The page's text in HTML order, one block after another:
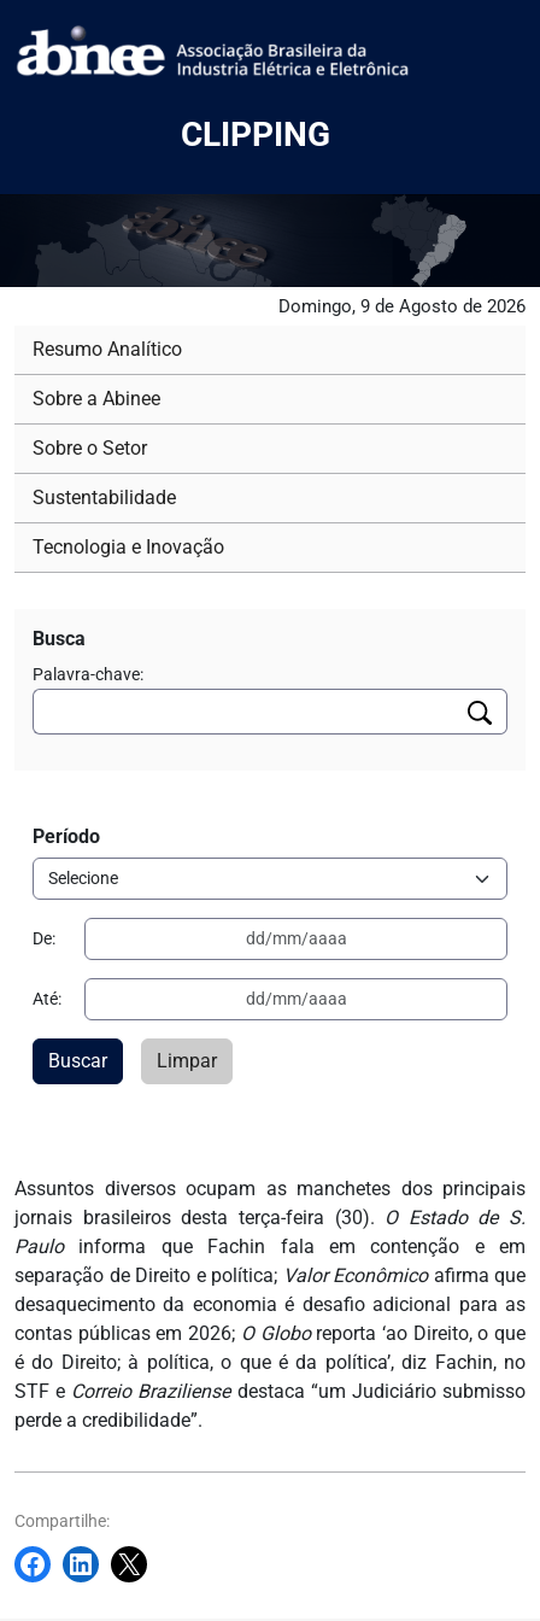
CLIPPING
Domingo, 9 de Agosto de 2026
Assuntos diversos ocupam as manchetes dos principais
jornais brasileiros desta terça-feira (30). O Estado de S.
Pauloinforma que Fachin fala em contenção e em
separação de Direito e política; Valor Econômicoafirma que
desaquecimento da economia é desafio adicional para as
contas públicas em 2026; O Globoreporta ‘ao Direito, o que
é do Direito; à política, o que é da política’, diz Fachin, no
STF e Correio Braziliensedestaca “um Judiciário submisso
perde a credibilidade”.
Compartilhe:
Resumo Analítico
Sobre a Abinee
Sobre o Setor
Sustentabilidade
Tecnologia e Inovação
Busca
Palavra-chave:
Período
De:
Até:
Buscar Limpar